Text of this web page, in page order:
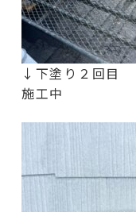
↓下塗り２回目
施工中